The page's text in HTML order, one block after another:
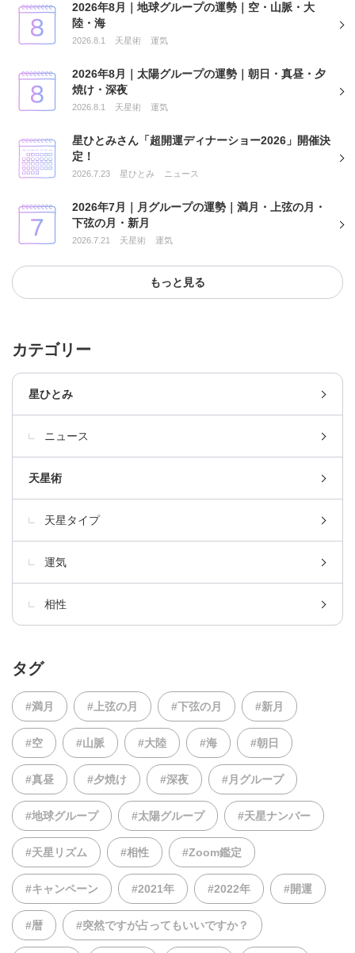
2026年8月｜地球グループの運勢｜空・山脈・大
陸・海
2026.8.1 天星術 運気
2026年8月｜太陽グループの運勢｜朝日・真昼・夕
焼け・深夜
2026.8.1 天星術 運気
星ひとみさん「超開運ディナーショー2026」開催決
定！
2026.7.23 星ひとみ ニュース
2026年7月｜月グループの運勢｜満月・上弦の月・
下弦の月・新月
2026.7.21 天星術 運気
もっと見る
カテゴリー
星ひとみ
ニュース
天星術
天星タイプ
運気
相性
タグ
#満月 #上弦の月 #下弦の月 #新月
#空 #山脈 #大陸 #海 #朝日
#真昼 #夕焼け #深夜 #月グループ
#地球グループ #太陽グループ #天星ナンバー
#天星リズム #相性 #Zoom鑑定
#キャンペーン #2021年 #2022年 #開運
#暦 #突然ですが占ってもいいですか？